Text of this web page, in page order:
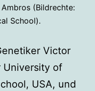
(Bildrechte:
School).
Victor
University of
USA, und